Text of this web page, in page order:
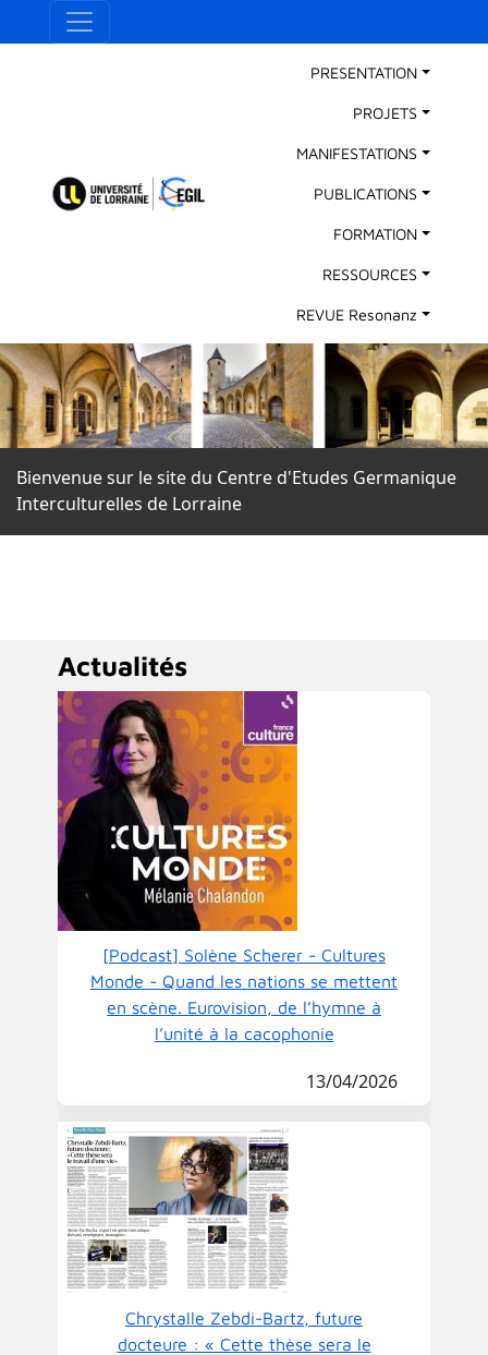
Aller au contenu principal
Main Navigation
PRESENTATION
PROJETS
MANIFESTATIONS
PUBLICATIONS
FORMATION
RESSOURCES
REVUE Resonanz
Bienvenue sur le site du Centre d'Etudes Germanique
Interculturelles de Lorraine
Actualités
[Podcast] Solène Scherer - Cultures
Monde - Quand les nations se mettent
en scène. Eurovision, de l’hymne à
l’unité à la cacophonie
13/04/2026
Chrystalle Zebdi-Bartz, future
docteure : « Cette thèse sera le
Panneau de gestion des cookies